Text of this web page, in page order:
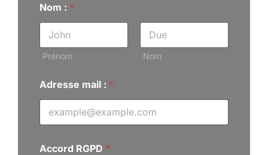
G
P
m
a
A
d
e
s
Nom : *
Prénom Nom
Adresse mail : *
Accord RGPD *